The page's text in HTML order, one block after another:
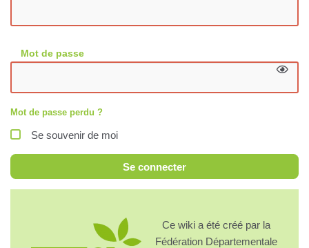
Mot de passe
Mot de passe perdu ?
Se souvenir de moi
Se connecter
Ce wiki a été créé par la
Fédération Départementale